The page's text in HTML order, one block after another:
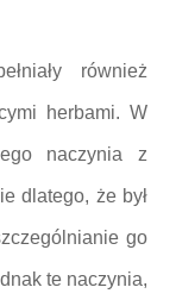
również
herbami. W
naczynia z
dlatego, że był
go
te naczynia,